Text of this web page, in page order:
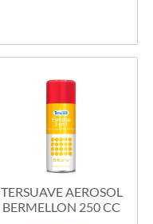
TERSUAVE AEROSOL
BERMELLON 250 CC